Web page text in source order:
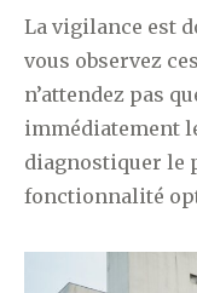
La vigilance est
vous observez
n’attendez pas
immédiatement
diagnostiquer le
fonctionnalité